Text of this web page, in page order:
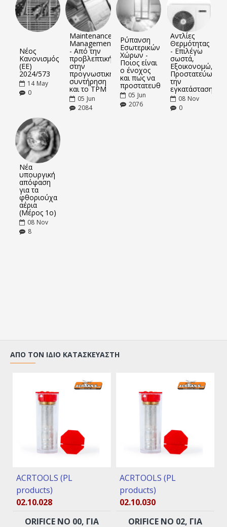
Νέος
Κανονισμός
(ΕΕ)
2024/573
14 May
0
Maintenance
Management
- Από την
προβλεπτική
στην
προγνωστική
συντήρηση
και το TPM
05 Jun
2084
Ρύπανση
Εσωτερικών
Χώρων -
Ποιος είναι
ο ένοχος
και πως να
προστατευθείτε
05 Jun
2076
Αντλίες
Θερμότητας
- Επιλέγω
σωστά,
Εξοικονομώ,
Προστατεύω
την
εγκατάσταση
08 Nov
0
Νέα
υπουργική
απόφαση
για τα
φθοριούχα
αέρια
(Μέρος 1ο)
08 Nov
8
ΑΠΌ ΤΟΝ ΊΔΙΟ ΚΑΤΑΣΚΕΥΑΣΤΉ
ACRTOOLS (PL
products)
02.10.028
ORIFICE ΝO 00, ΓΙΑ
ACRTOOLS (PL
products)
02.10.030
ORIFICE ΝO 02, ΓΙΑ